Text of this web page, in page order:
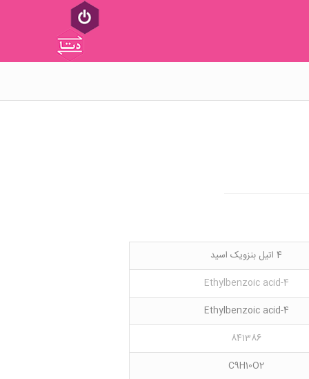
4 اتیل بنزویک اسید
4-Ethylbenzoic acid
4-Ethylbenzoic acid
841386
C9H10O2